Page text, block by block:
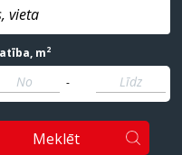
, m2
-
Meklēt